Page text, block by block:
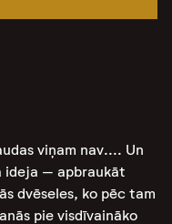
viņam nav.... Un
ideja – apbraukāt
dvēseles, ko pēc tam
pie visdīvaināko